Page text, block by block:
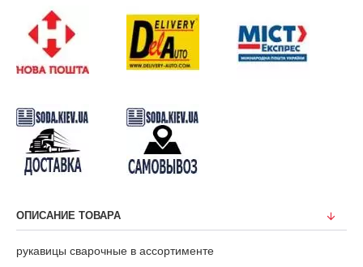
ОПИСАНИЕ ТОВАРА
рукавицы сварочные в ассортименте